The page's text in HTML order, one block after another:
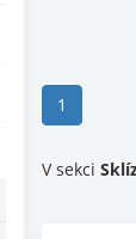
1
V sekci